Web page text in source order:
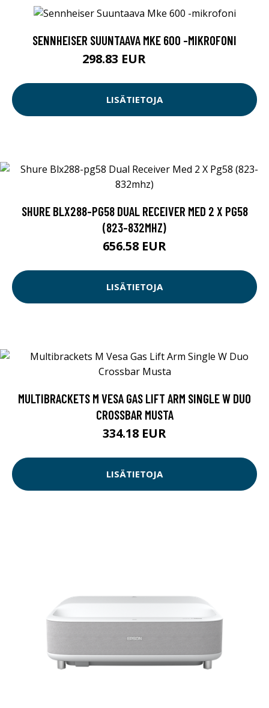
SENNHEISER SUUNTAAVA MKE 600 -MIKROFONI
298.83 EUR
LISÄTIETOJA
SHURE BLX288-PG58 DUAL RECEIVER MED 2 X PG58
(823-832MHZ)
656.58 EUR
LISÄTIETOJA
MULTIBRACKETS M VESA GAS LIFT ARM SINGLE W DUO
CROSSBAR MUSTA
334.18 EUR
LISÄTIETOJA